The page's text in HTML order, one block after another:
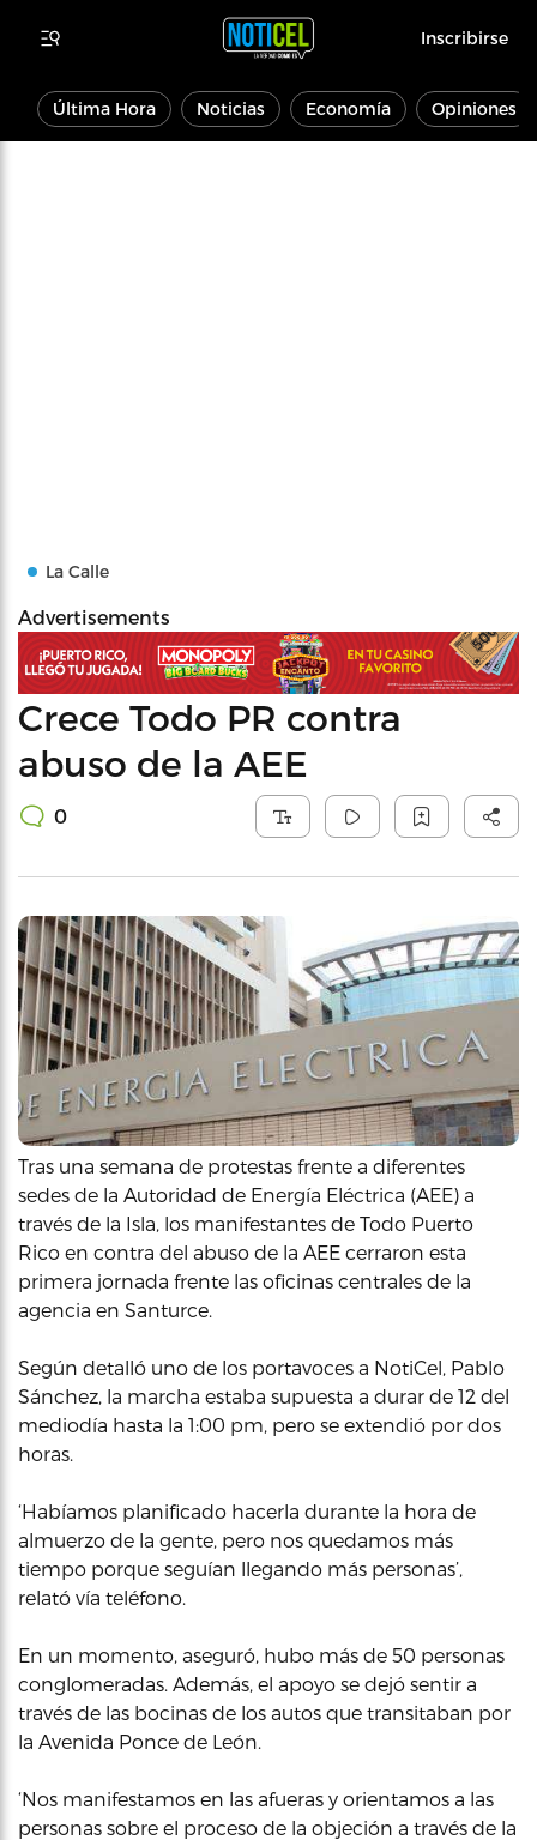
Inscribirse
Última Hora Noticias Economía Opiniones
La Calle
Advertisements
Crece Todo PR contra
abuso de la AEE
0
Tras una semana de protestas frente a diferentes
sedes de la Autoridad de Energía Eléctrica (AEE) a
través de la Isla, los manifestantes de Todo Puerto
Rico en contra del abuso de la AEE cerraron esta
primera jornada frente las oficinas centrales de la
agencia en Santurce.
Según detalló uno de los portavoces a NotiCel, Pablo
Sánchez, la marcha estaba supuesta a durar de 12 del
mediodía hasta la 1:00 pm, pero se extendió por dos
horas.
‘Habíamos planificado hacerla durante la hora de
almuerzo de la gente, pero nos quedamos más
tiempo porque seguían llegando más personas’,
relató vía teléfono.
En un momento, aseguró, hubo más de 50 personas
conglomeradas. Además, el apoyo se dejó sentir a
través de las bocinas de los autos que transitaban por
la Avenida Ponce de León.
‘Nos manifestamos en las afueras y orientamos a las
personas sobre el proceso de la objeción a través de la